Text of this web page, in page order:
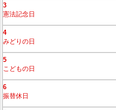
3
憲法記念日
4
みどりの日
5
こどもの日
6
振替休日